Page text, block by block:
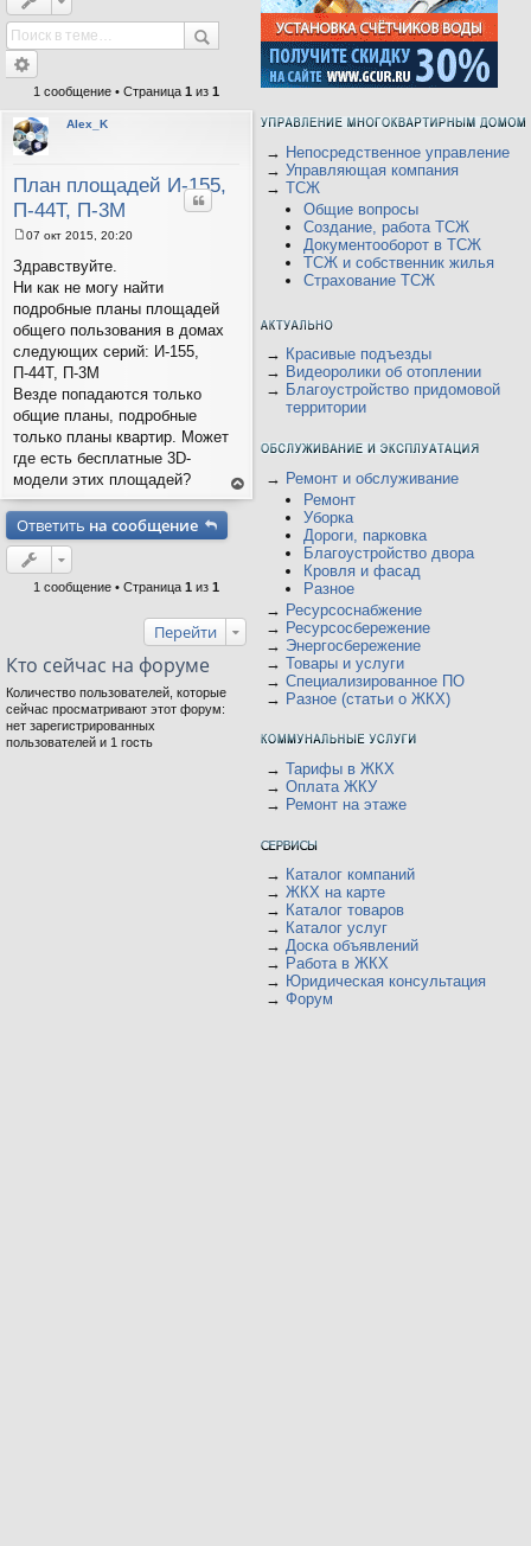
1 сообщение • Страница 1 из 1
Alex_K
План площадей И-155,
П-44Т, П-3М
Цитата
о
б
е
н
е
07 окт 2015, 20:20
Здравствуйте.
Ни как не могу найти
подробные планы площадей
общего пользования в домах
следующих серий: И-155,
П-44Т, П-3М
Везде попадаются только
общие планы, подробные
только планы квартир. Может
где есть бесплатные 3D-
модели этих площадей?
Ответить на сообщение
1 сообщение • Страница 1 из 1
Перейти
Кто сейчас на форуме
Количество пользователей, которые
сейчас просматривают этот форум:
нет зарегистрированных
пользователей и 1 гость
→ Непосредственное управление
→ Управляющая компания
→ ТСЖ
Общие вопросы
Создание, работа ТСЖ
Документооборот в ТСЖ
ТСЖ и собственник жилья
Страхование ТСЖ
→ Красивые подъезды
→ Видеоролики об отоплении
→ Благоустройство придомовой
территории
→ Ремонт и обслуживание
Ремонт
Уборка
Дороги, парковка
Благоустройство двора
Кровля и фасад
Разное
→ Ресурсоснабжение
→ Ресурсосбережение
→ Энергосбережение
→ Товары и услуги
→ Специализированное ПО
→ Разное (статьи о ЖКХ)
→ Тарифы в ЖКХ
→ Оплата ЖКУ
→ Ремонт на этаже
→ Каталог компаний
→ ЖКХ на карте
→ Каталог товаров
→ Каталог услуг
→ Доска объявлений
→ Работа в ЖКХ
→ Юридическая консультация
→ Форум